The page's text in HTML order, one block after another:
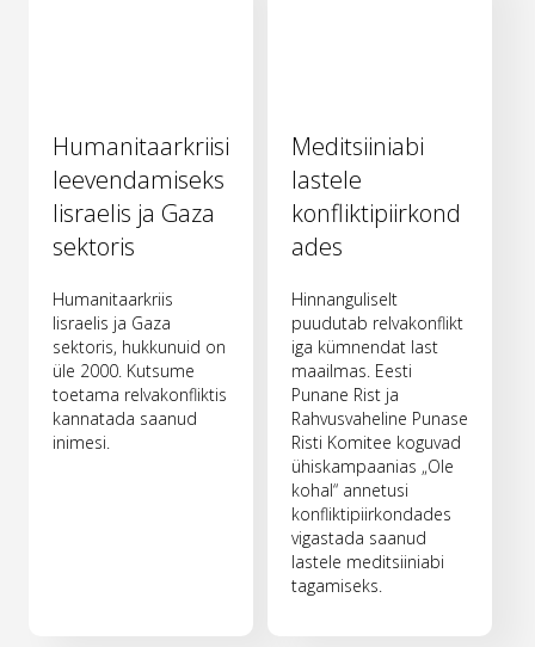
Humanitaarkriisi
leevendamiseks
Iisraelis ja Gaza
sektoris
Humanitaarkriis
Iisraelis ja Gaza
sektoris, hukkunuid on
üle 2000. Kutsume
toetama relvakonfliktis
kannatada saanud
inimesi.
Meditsiiniabi
lastele
konfliktipiirkond
ades
Hinnanguliselt
puudutab relvakonflikt
iga kümnendat last
maailmas. Eesti
Punane Rist ja
Rahvusvaheline Punase
Risti Komitee koguvad
ühiskampaanias „Ole
kohal“ annetusi
konfliktipiirkondades
vigastada saanud
lastele meditsiiniabi
tagamiseks.